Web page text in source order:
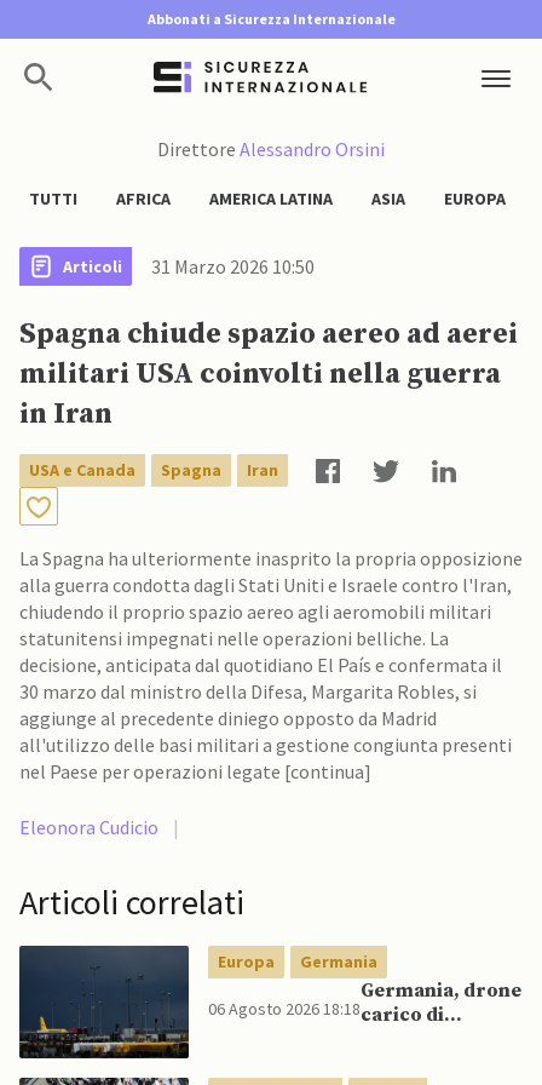
Abbonati a Sicurezza Internazionale
Direttore Alessandro Orsini
TUTTI AFRICA AMERICA LATINA ASIA EUROPA
Articoli 31 Marzo 2026 10:50
Spagna chiude spazio aereo ad aerei
militari USA coinvolti nella guerra
in Iran
USA e Canada Spagna Iran
La Spagna ha ulteriormente inasprito la propria opposizione
alla guerra condotta dagli Stati Uniti e Israele contro l'Iran,
chiudendo il proprio spazio aereo agli aeromobili militari
statunitensi impegnati nelle operazioni belliche. La
decisione, anticipata dal quotidiano El País e confermata il
30 marzo dal ministro della Difesa, Margarita Robles, si
aggiunge al precedente diniego opposto da Madrid
all'utilizzo delle basi militari a gestione congiunta presenti
nel Paese per operazioni legate [continua]
Eleonora Cudicio |
Articoli correlati
Europa Germania
06 Agosto 2026 18:18
Germania, drone
carico di